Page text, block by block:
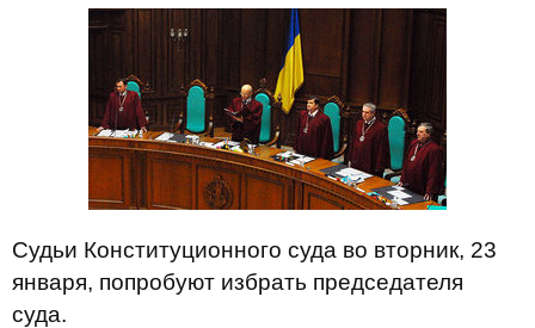
Судьи Конституционного суда во вторник, 23
января, попробуют избрать председателя
суда.